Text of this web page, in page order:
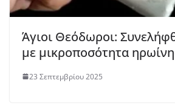
Άγιοι Θεόδωροι:
με μικροποσότητα
23 Σεπτεμβρίου 2025